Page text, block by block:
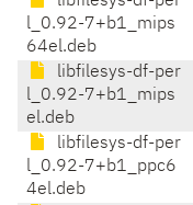
l_0.92-7+b1_mips
64el.deb
libfilesys-df-per
l_0.92-7+b1_mips
el.deb
libfilesys-df-per
l_0.92-7+b1_ppc6
4el.deb